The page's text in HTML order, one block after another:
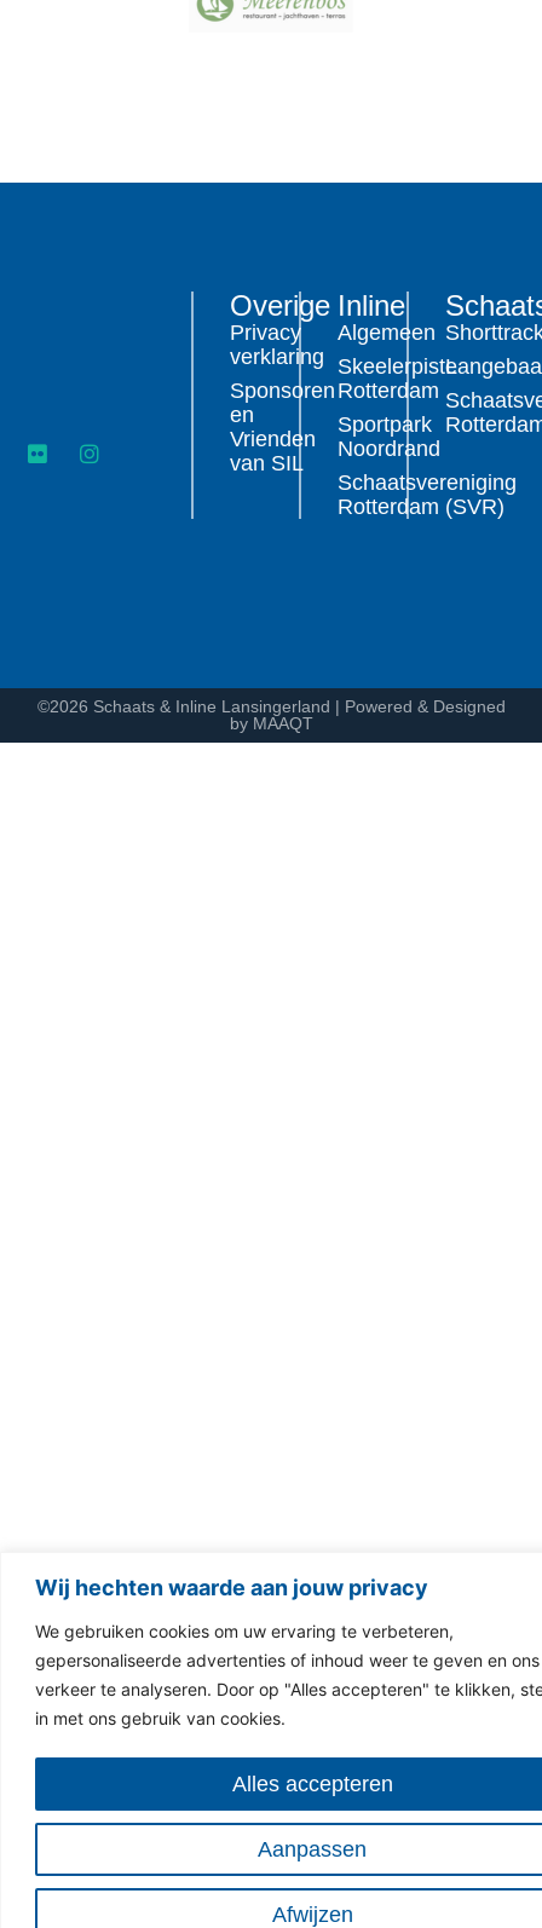
Wij hechten waarde aan jouw privacy
We gebruiken cookies om uw ervaring te verbeteren,
gepersonaliseerde advertenties of inhoud weer te geven en ons
verkeer te analyseren. Door op "Alles accepteren" te klikken,
in met ons gebruik van cookies.
Aanpassen
Afwijzen
Alles accepteren
Inline
Algemeen
Skeelerpiste
Rotterdam
Sportpark
Noordrand
Schaatsvereniging
Rotterdam (SVR)
Overige
Privacy
verklaring
Sponsoren
en
Vrienden
van SIL
©2026 Schaats & Inline Lansingerland | Powered & Designed
by MAAQT